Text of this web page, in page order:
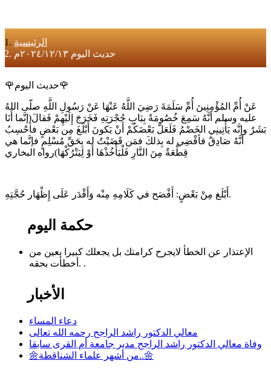
الرئيسية
حديث اليوم ٢٠٢٤/١٢/١٣م
🌹حديث اليوم🌹
عَنْ أُمِّ المُؤْمِنِينَ أُمِّ سَلَمَةَ رَضِيَ اللَّهُ عَنْهَا عَنْ رَسُولِ اللَّهِ صلّى اللهُ
عليه وسلم أنَّهُ سَمِعَ خُصُومَةً بِبَابِ حُجْرَتِهِ فَخَرَجَ إِلَيْهِمْ فَقالَ(إنَّما أَنَا
بَشَرٌ وإنَّه يَأْتِينِي الخَصْمُ فَلَعَلَّ بَعْضَكُمْ أَنْ يَكونَ أَبْلَغَ مِن بَعْضٍ فأحْسِبُ
أنَّهُ صَادِقٌ فأقْضِي له بِذلكَ فمَن قَضَيْتُ له بِحَقِّ مُسْلِمٍ فإنَّما هي
قِطْعَةٌ مِنَ النَّارِ فَلْيَأْخُذْهَا أَوْ لِيَتْرُكْهَا)رواه البخاري
أَبْلَغ مِنْ بَعْضٍ: أَفْصَح في كَلَامِهِ مِنْه وَأَقْدَر عَلَى إِظْهَار حُجَّتِهِ.
حكمة اليوم
الإعتذار عن الخطأ لايجرح كرامتك بل يجعلك كبيرا بعين من
أخطأت بحقه. .
الأخبار
دعاء المساء
معالي الدكتور راشد الراجح رحمه الله تعالى
وفاة معالي الدكتور راشد الراجح مدير جامعة أم القرى سابقا
🌼من أشهر علماء الشناقطة..🌼